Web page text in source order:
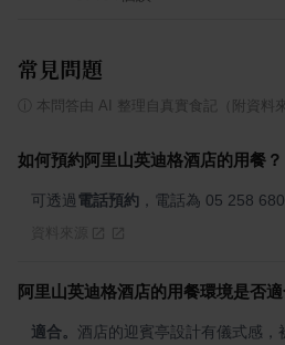
常見問題
本問答由 AI 整理自真實食記（附資料
如何預約阿里山英迪格酒店的用餐？
可透過電話預約 ，電話為 05 258
阿里山英迪格酒店的用餐環境是否
適合。 酒店的迎賓亭設計有儀式感，